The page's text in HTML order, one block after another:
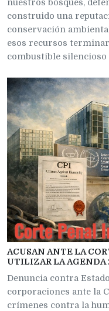
nuestros bosques,
construido una
conservación
esos recursos
combustible
ACUSAN ANTE LA
UTILIZAR LA
Denuncia contra
corporaciones ante la
crímenes contra la